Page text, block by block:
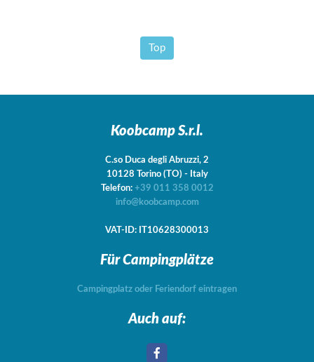
Top
Koobcamp S.r.l.
C.so Duca degli Abruzzi, 2
10128 Torino (TO) - Italy
Telefon: +39 011 358 0012
info@koobcamp.com
VAT-ID: IT10628300013
Für Campingplätze
Campingplatz oder Feriendorf eintragen
Auch auf: